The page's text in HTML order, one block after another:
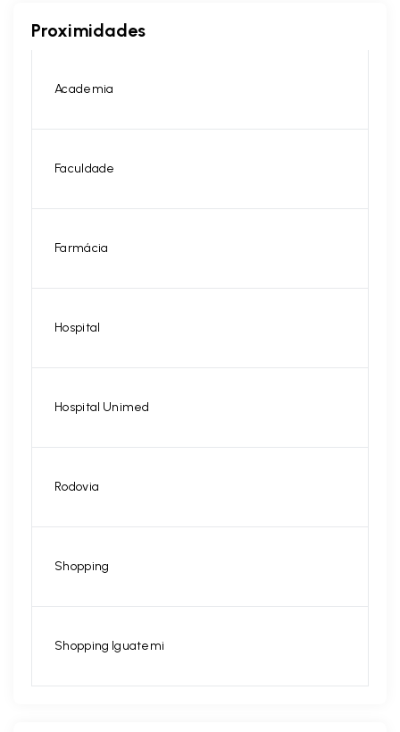
Proximidades
Academia
Faculdade
Farmácia
Hospital
Hospital Unimed
Rodovia
Shopping
Shopping Iguatemi